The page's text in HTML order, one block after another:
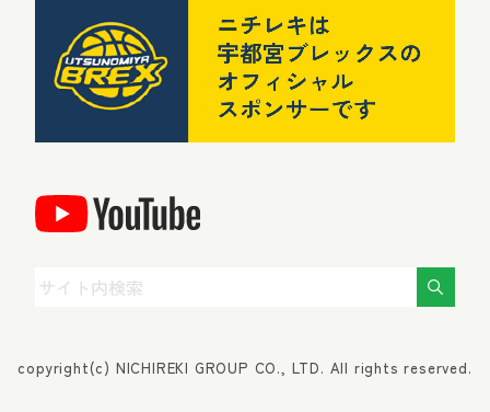
copyright(c) NICHIREKI GROUP CO., LTD. All rights reserved.